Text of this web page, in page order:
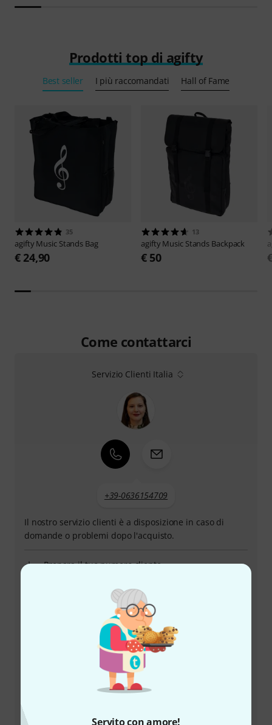
Servito con amore!
Prodotti top di agifty
Best seller I più raccomandati Hall of Fame
35
agifty Music Stands Bag
€ 24,90
13
agifty Music Stands Backpack
€ 50
Come contattarci
Servizio Clienti Italia
+39-0636154709
Il nostro servizio clienti è a disposizione in caso di
domande o problemi dopo l'acquisto.
Prepara il tuo numero cliente
Orari di apertura (CEST - Ora legale
dell'Europa centrale)
Utilizza il servizio di richiamata
Altre opzioni di contatto
Restituire un prodotto